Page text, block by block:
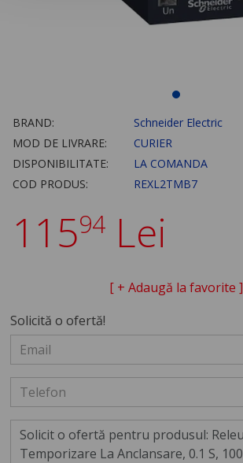
BRAND:
Schneider Electric
MOD DE LIVRARE:
CURIER
DISPONIBILITATE:
LA COMANDA
COD PRODUS:
REXL2TMB7
11594 Lei
[ + Adaugă la favorite ]
Solicită o ofertă!